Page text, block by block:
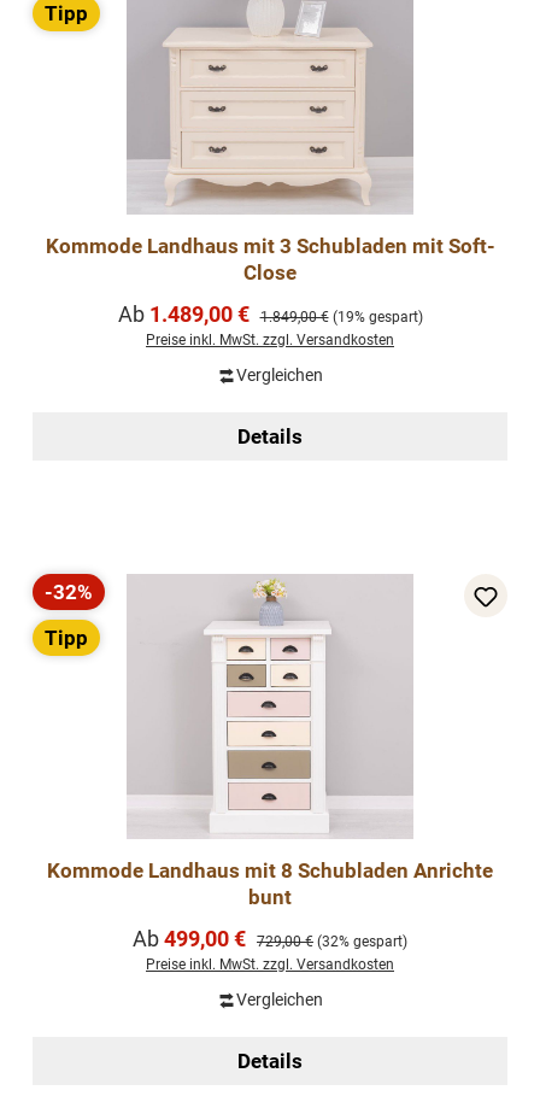
Tipp
Kommode Landhaus mit 3 Schubladen mit Soft-
Close
Verkaufspreis:
Ab 1.489,00 € Regulärer Preis:
1.849,00 € (19% gespart)
Preise inkl. MwSt. zzgl. Versandkosten
Vergleichen
Details
Rabatt
-32%
Tipp
Kommode Landhaus mit 8 Schubladen Anrichte
bunt
Verkaufspreis:
Ab499,00 € Regulärer Preis:
729,00 € (32% gespart)
Preise inkl. MwSt. zzgl. Versandkosten
Vergleichen
Details